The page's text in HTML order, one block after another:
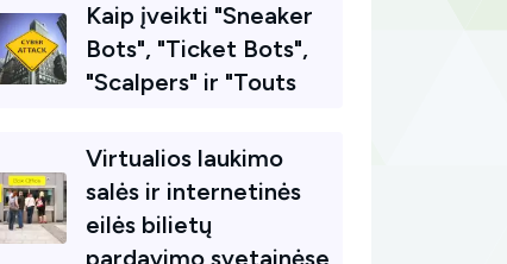
Kaip įveikti "Sneaker
Bots", "Ticket Bots",
"Scalpers" ir "Touts
Virtualios laukimo
salės ir internetinės
eilės bilietų
pardavimo svetainėse